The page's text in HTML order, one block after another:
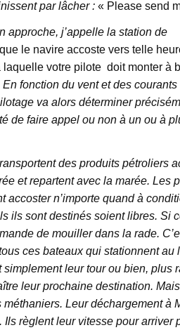
par lâcher : « Please send
approche, j’appelle la station de
le navire accoste vers telle
laquelle votre pilote doit monter à
En fonction du vent et des courants
va alors déterminer
de faire appel ou non à un ou à
des produits pétroliers
et repartent avec la marée. Les
accoster n’importe quand à
ils sont destinés soient libres. Si
de mouiller dans la rade.
ces bateaux qui stationnent au
leur tour ou bien, plus
leur prochaine destination. Mais
Leur déchargement à
règlent leur vitesse pour arriver